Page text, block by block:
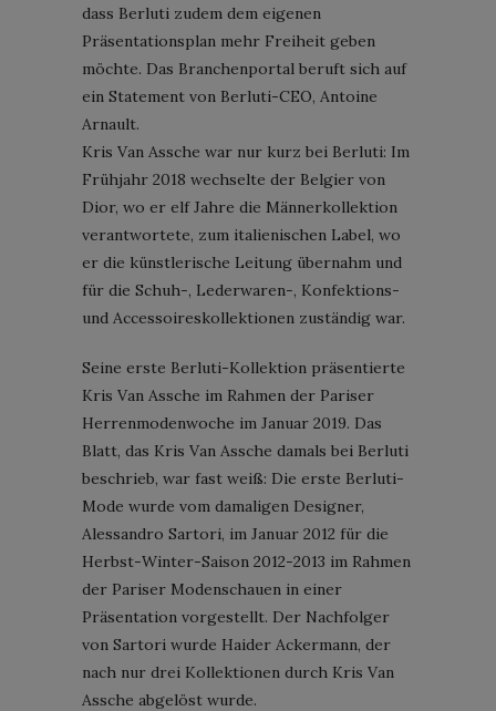
dass Berluti zudem dem eigenen
Präsentationsplan mehr Freiheit geben
möchte. Das Branchenportal beruft sich auf
ein Statement von Berluti-CEO, Antoine
Arnault.
Kris Van Assche war nur kurz bei Berluti: Im
Frühjahr 2018 wechselte der Belgier von
Dior, wo er elf Jahre die Männerkollektion
verantwortete, zum italienischen Label, wo
er die künstlerische Leitung übernahm und
für die Schuh-, Lederwaren-, Konfektions-
und Accessoireskollektionen zuständig war.
Seine erste Berluti-Kollektion präsentierte
Kris Van Assche im Rahmen der Pariser
Herrenmodenwoche im Januar 2019. Das
Blatt, das Kris Van Assche damals bei Berluti
beschrieb, war fast weiß: Die erste Berluti-
Mode wurde vom damaligen Designer,
Alessandro Sartori, im Januar 2012 für die
Herbst-Winter-Saison 2012-2013 im Rahmen
der Pariser Modenschauen in einer
Präsentation vorgestellt. Der Nachfolger
von Sartori wurde Haider Ackermann, der
nach nur drei Kollektionen durch Kris Van
Assche abgelöst wurde.